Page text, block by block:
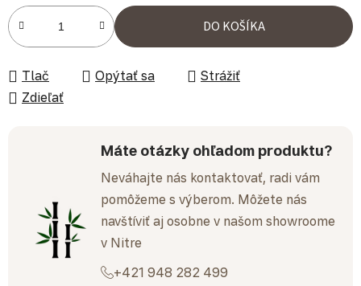
Jednotková cena:
DO KOŠÍKA
Tlač Opýtať sa
Strážiť
Zdieľať
Máte otázky ohľadom produktu?
Neváhajte nás kontaktovať, radi vám
pomôžeme s výberom. Môžete nás
navštíviť aj osobne v našom showroome
v Nitre
+421 948 282 499